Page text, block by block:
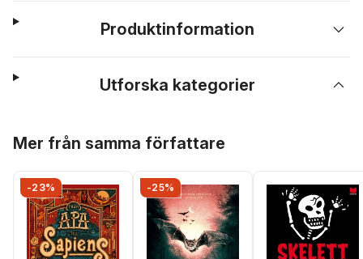
Produktinformation
Utforska kategorier
Mer från samma författare
-23% -25%